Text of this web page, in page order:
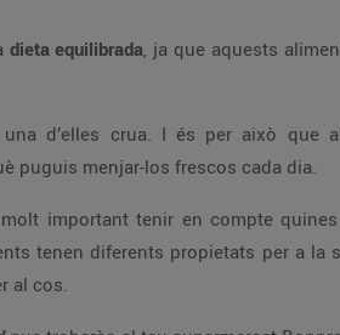
dieta equilibrada, ja que aquests
una d’elles crua. I és per això que
puguis menjar-los frescos cada dia.
important tenir en compte
tenen diferents propietats per a la
al cos.